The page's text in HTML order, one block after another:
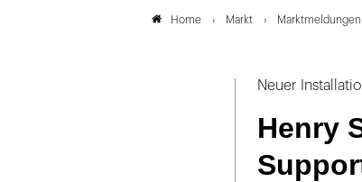
Home Markt Marktmeldungen
Neuer
Henry